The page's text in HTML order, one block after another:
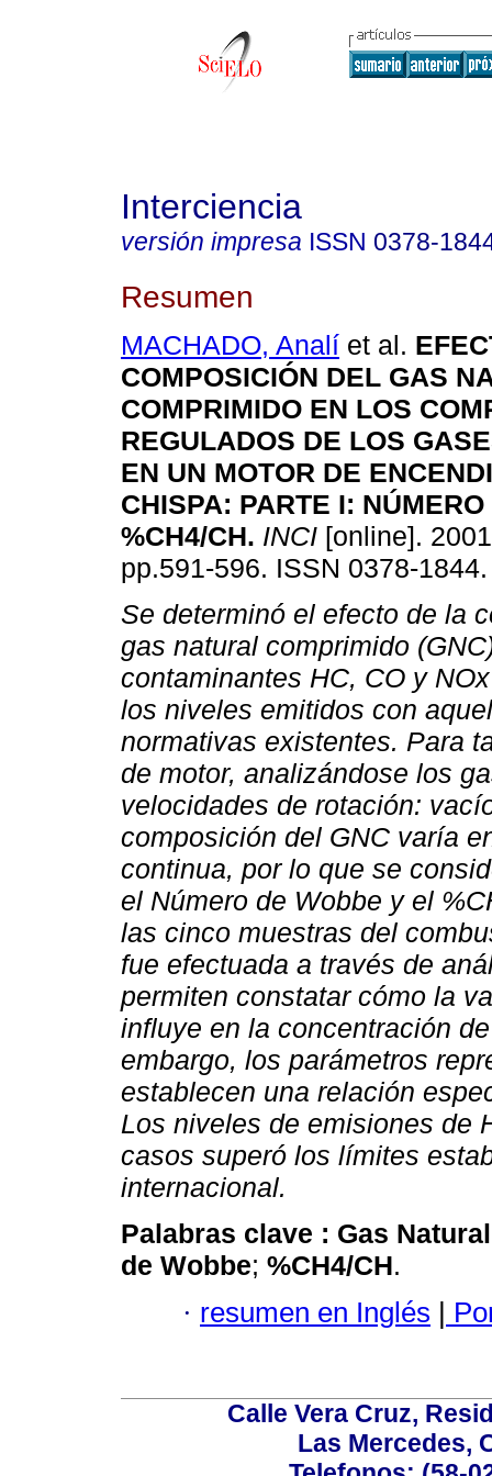
Interciencia
versión impresa ISSN 0378-
Resumen
MACHADO, Analí et al.
COMPOSICIÓN DEL GAS
COMPRIMIDO EN LOS
REGULADOS DE LOS
EN UN MOTOR DE
CHISPA: PARTE I:
%CH4/CH. INCI [online].
pp.591-596. ISSN 0378-1844.
Se determinó el efecto de la
gas natural comprimido
contaminantes HC, CO y
los niveles emitidos con
normativas existentes. Para
de motor, analizándose los
velocidades de rotación:
composición del GNC varía
continua, por lo que se
el Número de Wobbe y el
las cinco muestras del
fue efectuada a través de
permiten constatar cómo la
influye en la concentración
embargo, los parámetros
establecen una relación
Los niveles de emisiones de
casos superó los límites
internacional.
Palabras clave : Gas
de Wobbe; %CH4/CH.
· resumen en Inglés |
Calle Vera Cruz,
Las Mercedes,